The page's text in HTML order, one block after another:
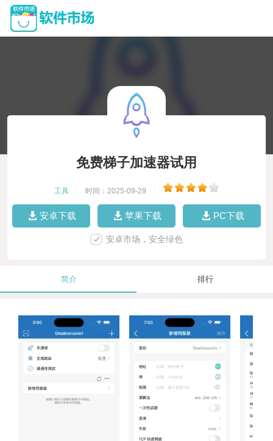
免费梯子加速器试用
工具 时间：2025-09-29
安卓下载 苹果下载 PC下载
安卓市场，安全绿色
简介 排行